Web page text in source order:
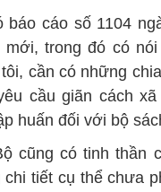
báo cáo số 1104
mới, trong đó có
cần có những
cầu giãn cách
huấn đối với bộ
cũng có tinh thần
tiết cụ thể chưa